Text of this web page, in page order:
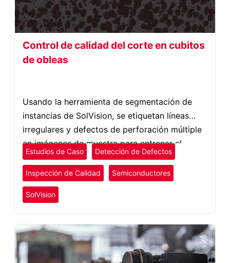
Control de calidad del corte en cubitos
de obleas
Usando la herramienta de segmentación de
instancias de SolVision, se etiquetan líneas
irregulares y defectos de perforación múltiple
en imágenes de muestra para entrenar el
modelo de IA.
Estudios de Caso Detección de Defectos
Inspección de Calidad Semiconductores
SolVision